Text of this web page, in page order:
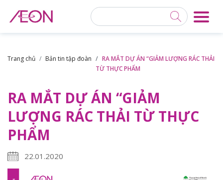
Trang chủ Bản tin tập đoàn
RA MẮT DỰ ÁN “GIẢM LƯỢNG RÁC THẢI
TỪ THỰC PHẨM
RA MẮT DỰ ÁN “GIẢM
LƯỢNG RÁC THẢI TỪ THỰC
PHẨM
22.01.2020